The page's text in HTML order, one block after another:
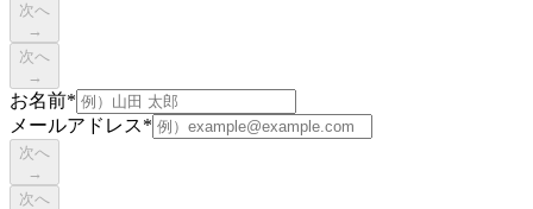
次へ
→
次へ
→
お名前*
メールアドレス*
次へ
→
次へ